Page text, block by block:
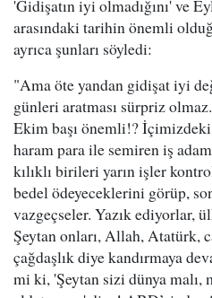
'Gidişatın iyi olmadığını' ve
arasındaki tarihin önemli
ayrıca şunları söyledi:
"Ama öte yandan gidişat iyi
günleri aratması sürpriz
Ekim başı önemli!?
haram para ile semiren iş
kılıklı birileri yarın işler
bedel ödeyeceklerini görüp,
vazgeçseler. Yazık ediyorlar,
Şeytan onları, Allah, Atatürk,
çağdaşlık diye kandırmaya
mi ki, 'Şeytan sizi dünya malı,